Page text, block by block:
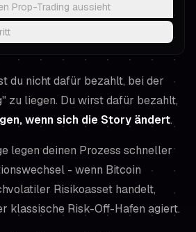
Prop-Trading aussieht
du nicht dafür bezahlt, bei der
zu liegen. Du wirst dafür bezahlt,
wenn sich die Story ändert.
legen deinen Prozess schneller
- wenn Bitcoin
Risikoasset handelt,
klassische Risk-Off-Hafen agiert.